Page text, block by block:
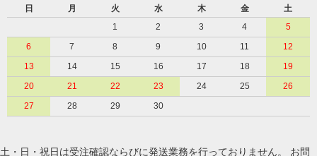
日
月 火 水 木 金
土
1
2 3 4
5
6
7 8 9 10 11
12
13
14 15 16 17 18
19
20
21 22 23 24 25
26
27
28 29 30
土・日・祝日は受注確認ならびに発送業務を行っておりません。 お問